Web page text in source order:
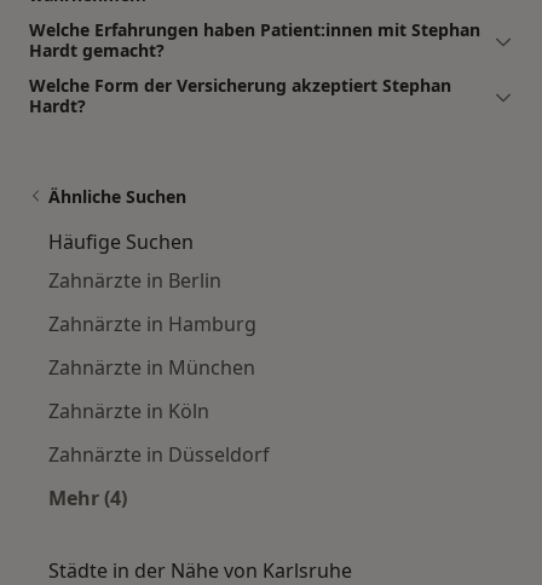
Welche Erfahrungen haben Patient:innen mit Stephan
Hardt gemacht?
Welche Form der Versicherung akzeptiert Stephan
Hardt?
Ähnliche Suchen
Häufige Suchen
Zahnärzte in Berlin
Zahnärzte in Hamburg
Zahnärzte in München
Zahnärzte in Köln
Zahnärzte in Düsseldorf
Mehr (4)
Städte in der Nähe von Karlsruhe